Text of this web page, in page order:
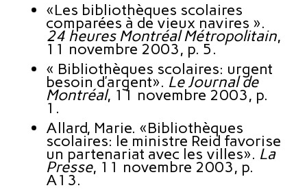
«Les bibliothèques scolaires
comparées à de vieux navires ».
24 heures Montréal Métropolitain,
11 novembre 2003, p. 5.
« Bibliothèques scolaires: urgent
besoin d’argent». Le Journal de
Montréal, 11 novembre 2003, p.
1.
Allard, Marie. «Bibliothèques
scolaires: le ministre Reid favorise
un partenariat avec les villes». La
Presse, 11 novembre 2003, p.
A13.